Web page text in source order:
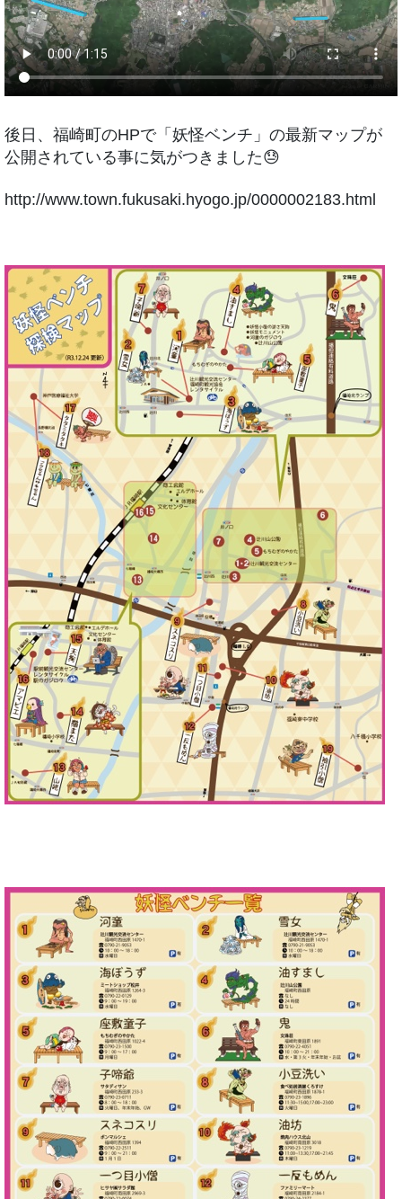
後日、福崎町のHPで「妖怪ベンチ」の最新マップが
公開されている事に気がつきました😓
http://www.town.fukusaki.hyogo.jp/0000002183.html